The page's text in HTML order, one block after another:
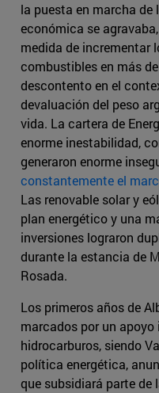
la puesta en marcha
económica se
medida de incrementar
combustibles en más
descontento en el
devaluación del peso
vida. La cartera de
enorme inestabilidad,
generaron enorme
constantemente el
Las renovable solar y
plan energético y una
inversiones lograron
durante la estancia de
Rosada.
Los primeros años de
marcados por un
hidrocarburos, siendo
política energética,
que subsidiará parte de